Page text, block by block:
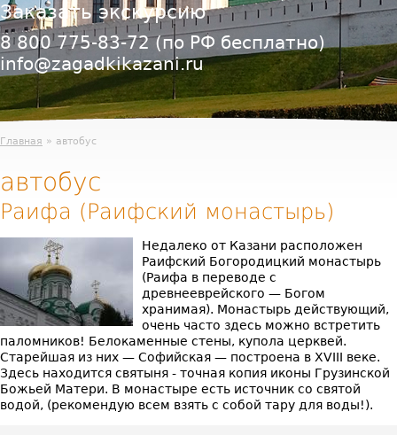
Заказать экскурсию
8 800 775-83-72(по РФ бесплатно)
info@zagadkikazani.ru
Главная » автобус
автобус
Раифа (Раифский монастырь)
Недалеко от Казани расположен
Раифский Богородицкий монастырь
(Раифа в переводе с
древнееврейского — Богом
хранимая). Монастырь действующий,
очень часто здесь можно встретить
паломников! Белокаменные стены, купола церквей.
Старейшая из них — Софийская — построена в XVIII веке.
Здесь находится святыня - точная копия иконы Грузинской
Божьей Матери. В монастыре есть источник со святой
водой, (рекомендую всем взять с собой тару для воды!).